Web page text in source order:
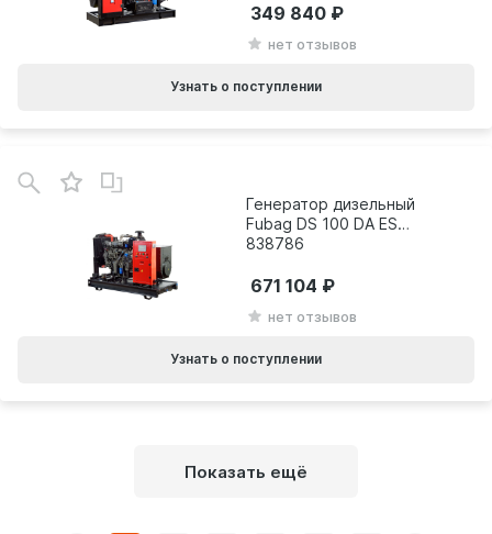
нет отзывов
349 840
Узнать о поступлении
Генератор дизельный
Fubag DS 100 DA ES
838786
нет отзывов
671 104
Узнать о поступлении
Показать ещё